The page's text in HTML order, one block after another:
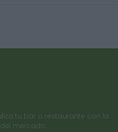
tu bar o restaurante con la
mercado.